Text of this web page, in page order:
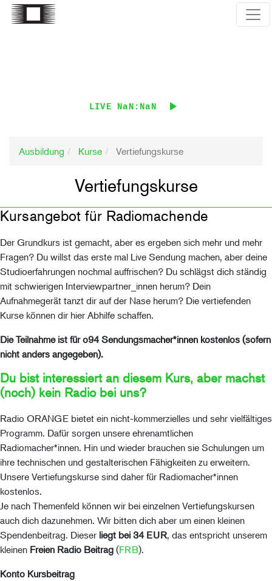
Direkt
zum
LIVE NaN:NaN
Ausbildung Kurse Vertiefungskurse
Vertiefungskurse
Kursangebot für Radiomachende
Der Grundkurs ist gemacht, aber es ergeben sich mehr und mehr
Fragen? Du willst das erste mal Live Sendung machen, aber deine
Studioerfahrungen nochmal auffrischen? Du schlägst dich ständig
mit schwierigen Interviewpartner_innen herum? Dein
Aufnahmegerät tanzt dir auf der Nase herum? Die vertiefenden
Kurse können dir hier Abhilfe schaffen.
Die Teilnahme ist für o94 Sendungsmacher*innen kostenlos (sofern
nicht anders angegeben).
Du bist interessiert an diesem Kurs, aber machst
(noch) kein Radio bei uns?
Radio ORANGE bietet ein nicht-kommerzielles und sehr vielfältiges
Programm. Dafür sorgen unsere ehrenamtlichen
Radiomacher*innen. Hin und wieder brauchen sie Schulungen um
ihre technischen und gestalterischen Fähigkeiten zu erweitern.
Unsere Vertiefungskurse sind daher für Radiomacher*innen
kostenlos.
Je nach Themenfeld können wir bei einzelnen Vertiefungskursen
auch dich dazunehmen. Wir bitten dich aber um einen kleinen
Spendenbeitrag. Dieser liegt bei 34 EUR, das entspricht unserem
kleinen Freien Radio Beitrag (FRB).
Konto Kursbeitrag